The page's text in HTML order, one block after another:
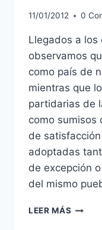
11/01/2012 0
Llegados a los
observamos
como país de
mientras que
partidarias de
como sumisos
de
adoptadas
de excepción
del mismo
LEER MÁS ¿A